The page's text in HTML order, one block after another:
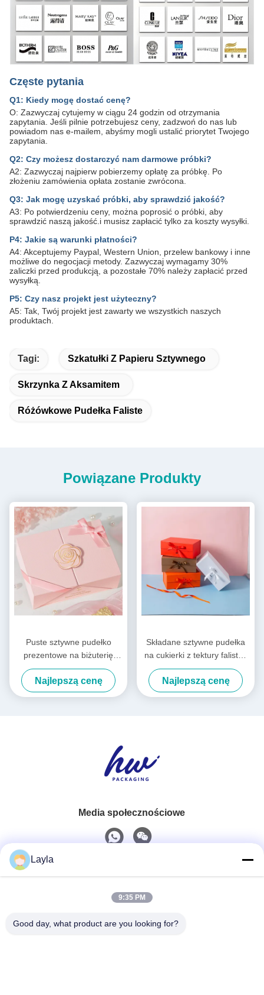
Częste pytania
Q1: Kiedy mogę dostać cenę?
O: Zazwyczaj cytujemy w ciągu 24 godzin od otrzymania
zapytania. Jeśli pilnie potrzebujesz ceny, zadzwoń do nas lub
powiadom nas e-mailem, abyśmy mogli ustalić priorytet Twojego
zapytania.
Q2: Czy możesz dostarczyć nam darmowe próbki?
A2: Zazwyczaj najpierw pobierzemy opłatę za próbkę. Po
złożeniu zamówienia opłata zostanie zwrócona.
Q3: Jak mogę uzyskać próbki, aby sprawdzić jakość?
A3: Po potwierdzeniu ceny, można poprosić o próbki, aby
sprawdzić naszą jakość.i musisz zapłacić tylko za koszty wysyłki.
P4: Jakie są warunki płatności?
A4: Akceptujemy Paypal, Western Union, przelew bankowy i inne
możliwe do negocjacji metody. Zazwyczaj wymagamy 30%
zaliczki przed produkcją, a pozostałe 70% należy zapłacić przed
wysyłką.
P5: Czy nasz projekt jest użyteczny?
A5: Tak, Twój projekt jest zawarty we wszystkich naszych
produktach.
Tagi: Szkatułki Z Papieru Sztywnego
Skrzynka Z Aksamitem
Różówkowe Pudełka Faliste
Powiązane Produkty
Puste sztywne pudełko
prezentowe na biżuterię
perfumy luksusowe pudełko
prezentowe z
niestandardowym logo
Najlepszą cenę
Składane sztywne pudełka
na cukierki z tektury falistej,
pudełko na odzież na
prezent na święta
Najlepszą cenę
Media społecznościowe
0086-18688885859
Layla
9:35 PM
Good day, what product are you looking for?